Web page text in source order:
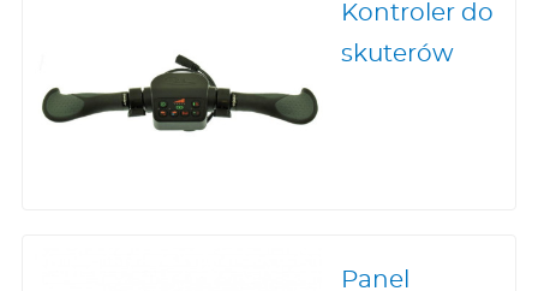
Kontroler do
skuterów
Panel